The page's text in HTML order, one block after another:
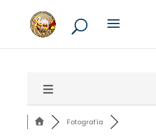
Fotografía